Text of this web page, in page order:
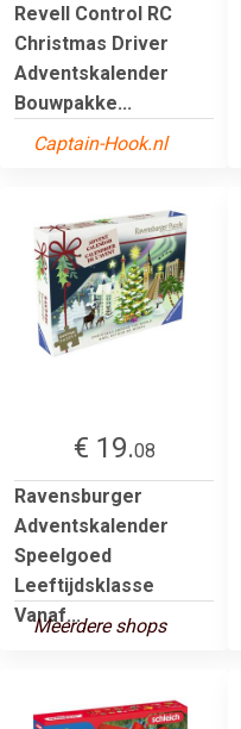
Revell Control RC
Christmas Driver
Adventskalender
Bouwpakke...
Captain-Hook.nl
€ 19.08
Ravensburger
Adventskalender
Speelgoed
Leeftijdsklasse
Vanaf...
Meerdere shops